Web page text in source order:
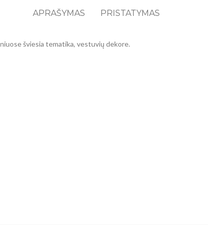
APRAŠYMAS PRISTATYMAS
šviesia tematika, vestuvių dekore.